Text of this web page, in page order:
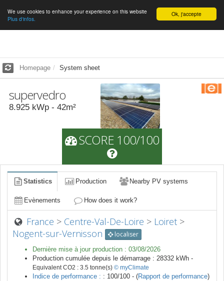
English Ok, j'accepte
We use cookies to enhance your experience on this website
Plus d'infos.
Homepage System sheet
supervedro
8.925 kWp - 42m²
SCORE 100/100
Statistics Production Nearby PV systems
Evènements How does it work?
France > Centre-Val-De-Loire > Loiret >
Nogent-sur-Vernisson
localiser
Dernière mise à jour production : 03/08/2026
Production cumulée depuis le démarrage : 28332 kWh -
Equivalent CO2 : 3.5 tonne(s) © myClimate
Indice de performance : : 100/100 - (Rapport de performance)